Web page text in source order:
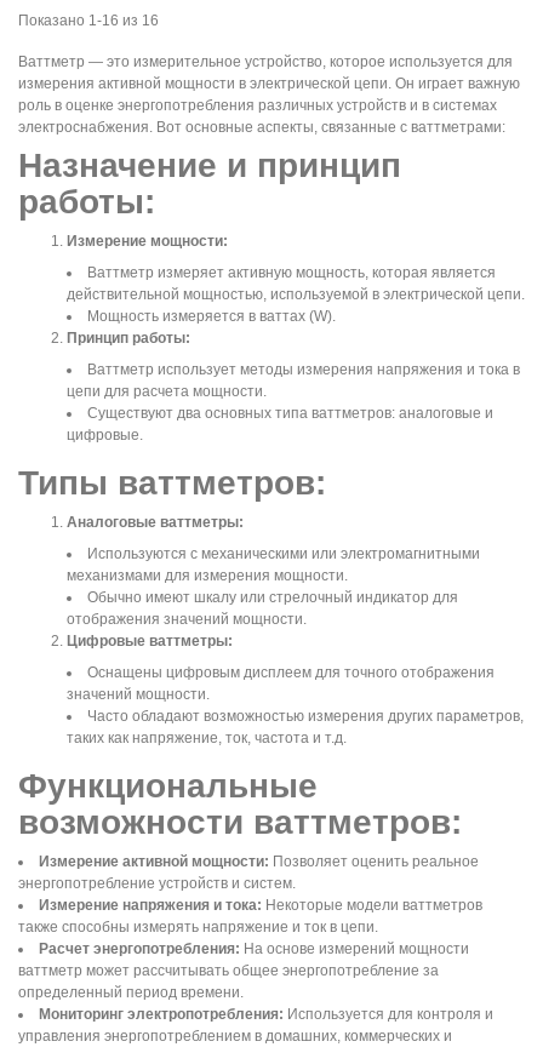
Показано 1-16 из 16
Ваттметр — это измерительное устройство, которое используется для
измерения активной мощности в электрической цепи. Он играет важную
роль в оценке энергопотребления различных устройств и в системах
электроснабжения. Вот основные аспекты, связанные с ваттметрами:
Назначение и принцип
работы:
Измерение мощности:
Ваттметр измеряет активную мощность, которая является
действительной мощностью, используемой в электрической цепи.
Мощность измеряется в ваттах (W).
Принцип работы:
Ваттметр использует методы измерения напряжения и тока в
цепи для расчета мощности.
Существуют два основных типа ваттметров: аналоговые и
цифровые.
Типы ваттметров:
Аналоговые ваттметры:
Используются с механическими или электромагнитными
механизмами для измерения мощности.
Обычно имеют шкалу или стрелочный индикатор для
отображения значений мощности.
Цифровые ваттметры:
Оснащены цифровым дисплеем для точного отображения
значений мощности.
Часто обладают возможностью измерения других параметров,
таких как напряжение, ток, частота и т.д.
Функциональные
возможности ваттметров:
Измерение активной мощности: Позволяет оценить реальное
энергопотребление устройств и систем.
Измерение напряжения и тока: Некоторые модели ваттметров
также способны измерять напряжение и ток в цепи.
Расчет энергопотребления: На основе измерений мощности
ваттметр может рассчитывать общее энергопотребление за
определенный период времени.
Мониторинг электропотребления: Используется для контроля и
управления энергопотреблением в домашних, коммерческих и